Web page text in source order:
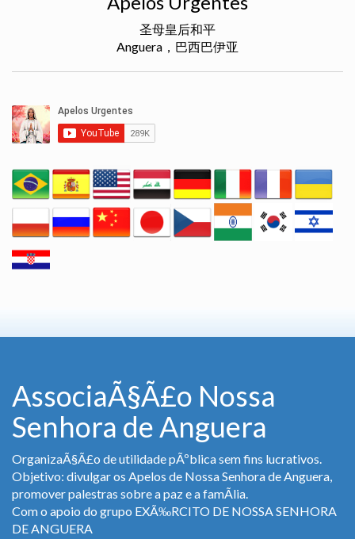
圣母皇后和平
Anguera，巴西巴伊亚
AssociaÃ§Ã£o Nossa
Senhora de Anguera
OrganizaÃ§Ã£o de utilidade pÃºblica sem fins lucrativos.
Objetivo: divulgar os Apelos de Nossa Senhora de Anguera,
promover palestras sobre a paz e a famÃ­lia.
Com o apoio do grupo EXÃ‰RCITO DE NOSSA SENHORA
DE ANGUERA